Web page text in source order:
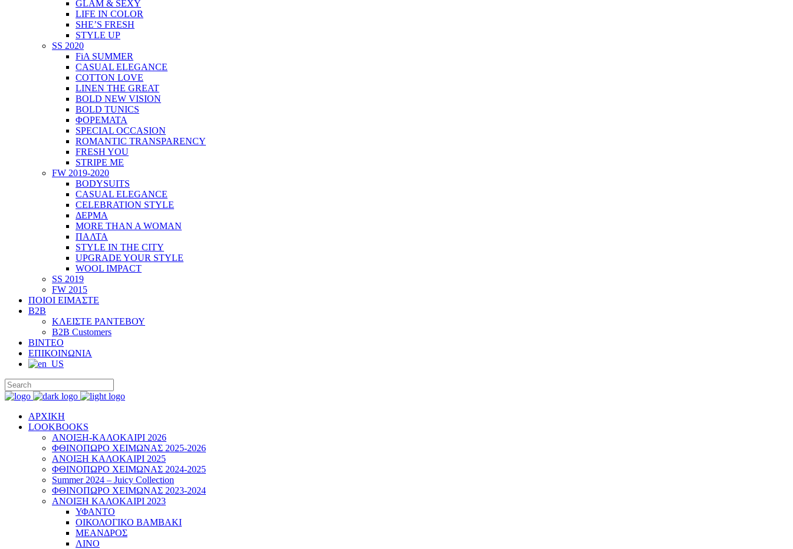
GLAM & SEXY
LIFE IN COLOR
SHE’S FRESH
STYLE UP
SS 2020
FiA SUMMER
CASUAL ELEGANCE
COTTON LOVE
LINEN THE GREAT
BOLD NEW VISION
BOLD TUNICS
ΦΟΡΕΜΑΤΑ
SPECIAL OCCASION
ROMANTIC TRANSPARENCY
FRESH YOU
STRIPE ME
FW 2019-2020
BODYSUITS
CASUAL ELEGANCE
CELEBRATION STYLE
ΔΕΡΜΑ
MORE THAN A WOMAN
ΠΑΛΤΑ
STYLE IN THE CITY
UPGRADE YOUR STYLE
WOOL IMPACT
SS 2019
FW 2015
ΠΟΙΟΙ ΕΙΜΑΣΤΕ
B2B
ΚΛΕΙΣΤΕ ΡΑΝΤΕΒΟΥ
B2B Customers
ΒΙΝΤΕΟ
ΕΠΙΚΟΙΝΩΝΙΑ
ΑΡΧΙΚΗ
LOOKBOOKS
ΑΝΟΙΞΗ-ΚΑΛΟΚΑΙΡΙ 2026
ΦΘΙΝΟΠΩΡΟ ΧΕΙΜΩΝΑΣ 2025-2026
ΑΝΟΙΞΗ ΚΑΛΟΚΑΙΡΙ 2025
ΦΘΙΝΟΠΩΡΟ ΧΕΙΜΩΝΑΣ 2024-2025
Summer 2024 – Juicy Collection
ΦΘΙΝΟΠΩΡΟ ΧΕΙΜΩΝΑΣ 2023-2024
ΑΝΟΙΞΗ ΚΑΛΟΚΑΙΡΙ 2023
ΥΦΑΝΤΟ
ΟΙΚΟΛΟΓΙΚΟ ΒΑΜΒΑΚΙ
ΜΕΑΝΔΡΟΣ
ΛΙΝΟ